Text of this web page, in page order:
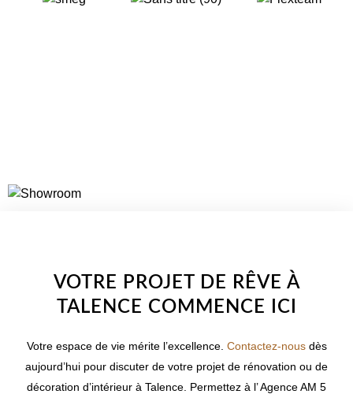
VOTRE PROJET DE RÊVE À
TALENCE COMMENCE ICI
Votre espace de vie mérite l’excellence. Contactez-nousdès
aujourd’hui pour discuter de votre projet de rénovation ou de
décoration d’intérieur à Talence. Permettez à l’ Agence AM 5